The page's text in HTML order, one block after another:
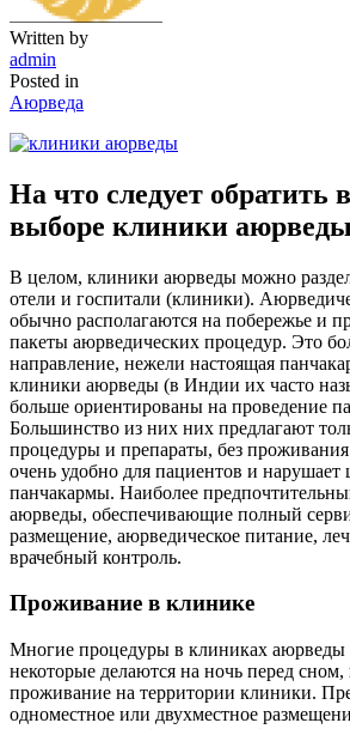
Written by
admin
Posted in
Аюрведа
На что следует обратить
выборе клиники аюрведы
В целом, клиники аюрведы можно
отели и госпитали (клиники).
обычно располагаются на побережье и
пакеты аюрведических процедур. Это
направление, нежели настоящая
клиники аюрведы (в Индии их часто
больше ориентированы на проведение
Большинство из них них предлагают
процедуры и препараты, без
очень удобно для пациентов и нарушает
панчакармы. Наиболее
аюрведы, обеспечивающие полный
размещение, аюрведическое питание,
врачебный контроль.
Проживание в клинике
Многие процедуры в клиниках аюрведы
некоторые делаются на ночь перед
проживание на территории клиники.
одноместное или двухместное